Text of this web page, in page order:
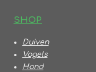
SHOP
Duiven
Vogels
Hond